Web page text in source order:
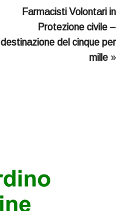
Farmacisti Volontari in
Protezione civile –
destinazione del cinque per
mille »